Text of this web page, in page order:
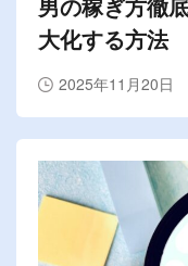
男の稼ぎ方徹
大化する方法
2025年11月20日